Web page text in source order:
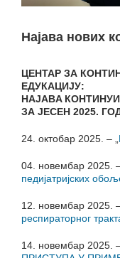
Најава нових
ЦЕНТАР ЗА
ЕДУКАЦИЈУ:
НАЈАВA
ЗА ЈЕСЕН 2025.
24. октобар 2025. – „
04. новембар 2025. –
педијатријских
12. новембар 2025. –
респираторног
14. новембар 2025. –